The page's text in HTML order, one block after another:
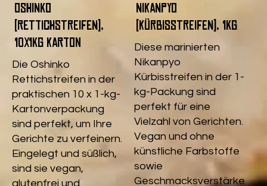
Oshinko
(Rettichstreifen),
10x1kg Karton
Die Oshinko
Rettichstreifen in der
praktischen 10 x 1-kg-
Kartonverpackung
sind perfekt, um Ihre
Gerichte zu verfeinern.
Eingelegt und süßlich,
sind sie vegan,
glutenfrei und
Nikanpyo
(Kürbisstreifen), 1kg
Diese marinierten
Nikanpyo
Kürbisstreifen in der 1-
kg-Packung sind
perfekt für eine
Vielzahl von Gerichten.
Vegan und ohne
künstliche Farbstoffe
sowie
Geschmacksverstärke